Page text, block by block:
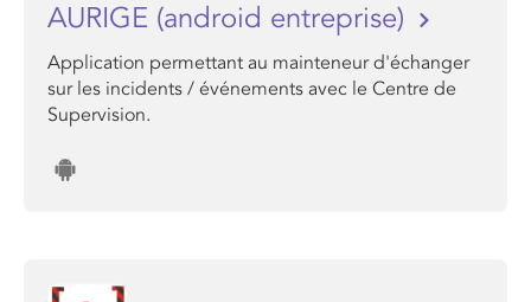
AURIGE (android entreprise)
Application permettant au mainteneur d'échanger
sur les incidents / événements avec le Centre de
Supervision.